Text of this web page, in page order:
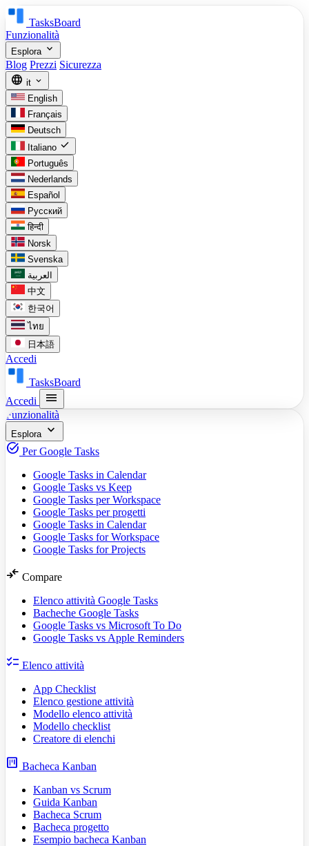
TasksBoard
Funzionalità
Esplora expand_more
Blog Prezzi Sicurezza
language it expand_more
English
Français
Deutsch
Italiano check
Português
Nederlands
Español
Русский
हिन्दी
Norsk
Svenska
العربية
中文
한국어
ไทย
日本語
Accedi
TasksBoard
Accedi
menu
Funzionalità
Esplora expand_more
task_alt Per Google Tasks
Google Tasks in Calendar
Google Tasks vs Keep
Google Tasks per Workspace
Google Tasks per progetti
Google Tasks in Calendar
Google Tasks for Workspace
Google Tasks for Projects
compare_arrows Compare
Elenco attività Google Tasks
Bacheche Google Tasks
Google Tasks vs Microsoft To Do
Google Tasks vs Apple Reminders
checklist Elenco attività
App Checklist
Elenco gestione attività
Modello elenco attività
Modello checklist
Creatore di elenchi
view_kanban Bacheca Kanban
Kanban vs Scrum
Guida Kanban
Bacheca Scrum
Bacheca progetto
Esempio bacheca Kanban